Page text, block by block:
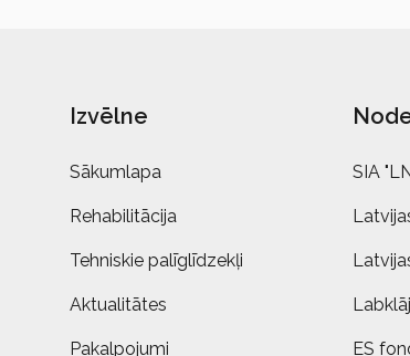
Izvēlne
Sākumlapa
Rehabilitācija
Tehniskie palīglīdzekļi
Aktualitātes
Pakalpojumi
SIA
ES